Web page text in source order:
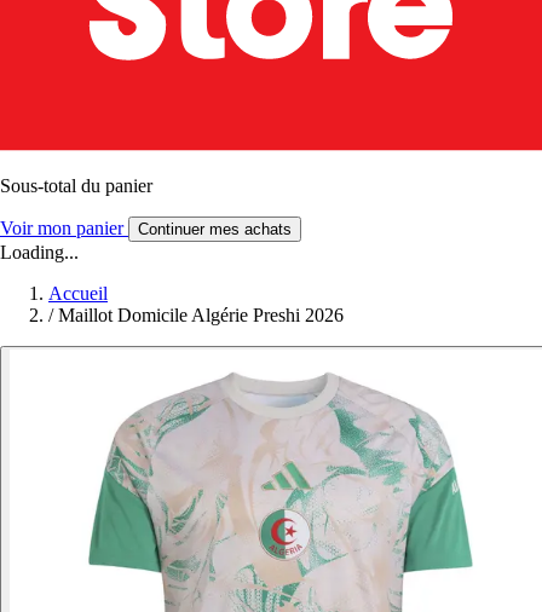
Sous-total du panier
Voir mon panier Continuer mes achats
Loading...
Accueil
/ Maillot Domicile Algérie Preshi 2026